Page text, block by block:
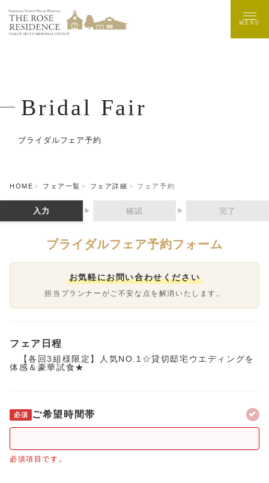
Bridal Fair
ブライダルフェア予約
MENU
HOME フェア一覧 フェア詳細 フェア予約
入力 ▶ 確認 ▶ 完了
ブライダルフェア予約フォーム
お気軽にお問い合わせください
担当プランナーがご不安な点を解消いたします。
フェア日程
【各回3組様限定】人気NO.1☆貸切邸宅ウエディングを
体感＆豪華試食★
必須 ご希望時間帯
必須項目です。